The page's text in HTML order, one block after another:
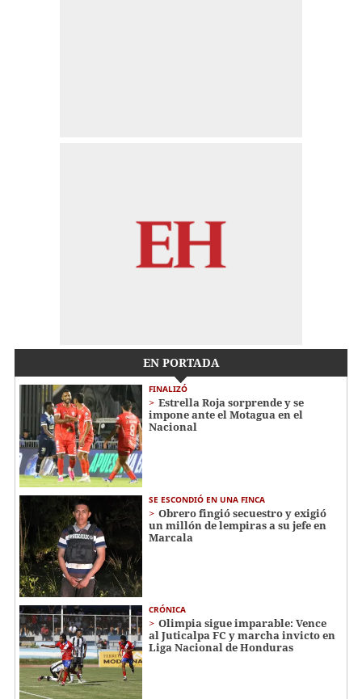
EN PORTADA
FINALIZÓ
Estrella Roja sorprende y se
impone ante el Motagua en el
Nacional
SE ESCONDIÓ EN UNA FINCA
Obrero fingió secuestro y exigió
un millón de lempiras a su jefe en
Marcala
CRÓNICA
Olimpia sigue imparable: Vence
al Juticalpa FC y marcha invicto en
Liga Nacional de Honduras